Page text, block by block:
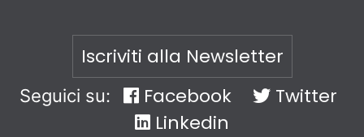
Iscriviti alla Newsletter
Seguici su: Facebook
Twitter
Linkedin